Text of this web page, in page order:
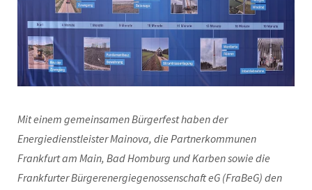
Mit einem gemeinsamen Bürgerfest haben der
Energiedienstleister Mainova, die Partnerkommunen
Frankfurt am Main, Bad Homburg und Karben sowie die
Frankfurter Bürgerenergiegenossenschaft eG (FraBeG) den